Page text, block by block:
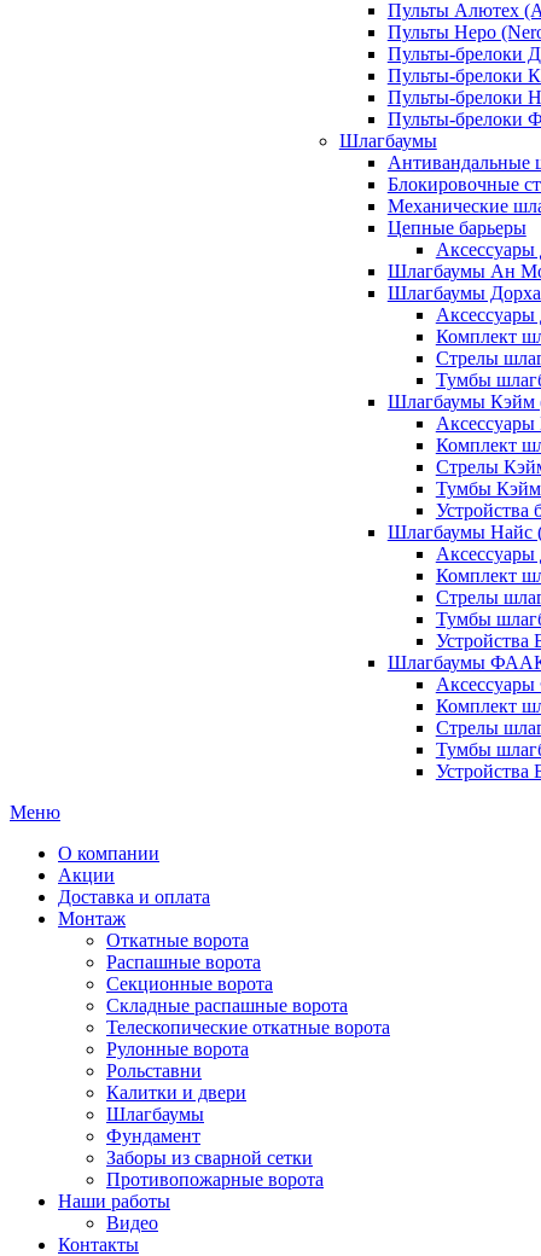
Пульты Алютех
Пульты Неро
Пульты-брелоки
Пульты-брелоки
Пульты-брелоки
Пульты-брелоки
Шлагбаумы
Антивандальные
Блокировочные
Механические
Цепные барьеры
Аксессуары
Шлагбаумы Ан
Шлагбаумы
Комплект
Стрелы
Тумбы
Шлагбаумы Кэйм
Комплект
Стрелы
Тумбы
Устройства
Шлагбаумы Найс
Комплект
Стрелы
Тумбы
Устройства
Шлагбаумы ФААК
Комплект
Стрелы
Тумбы
Меню
О компании
Акции
Доставка и оплата
Монтаж
Откатные ворота
Распашные ворота
Секционные ворота
Складные распашные ворота
Телескопические откатные ворота
Рулонные ворота
Рольставни
Калитки и двери
Шлагбаумы
Фундамент
Заборы из сварной сетки
Противопожарные ворота
Наши работы
Видео
Контакты